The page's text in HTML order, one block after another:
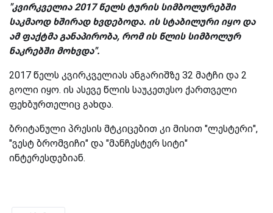
"კვირკველია 2017 წელს ტურის სიმბოლურებში
საკმაოდ ხშირად ხვდებოდა. ის სტაბილური იყო და
ამ ფაქტმა განაპირობა, რომ ის წლის სიმბოლურ
ნაკრებში მოხვდა".
2017 წელს კვირკველიას ანგარიშზე 32 მატჩი და 2
გოლი იყო. ის ასევე წლის საუკეთესო ქართველი
ფეხბურთელიც გახდა.
ბრიტანული პრესის მტკიცებით კი მისით "ლესტერი",
"ვესტ ბრომვიჩი" და "მანჩესტერ სიტი"
ინტერესდებიან.